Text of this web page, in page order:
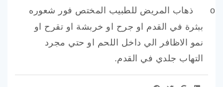
o
ذهاب المريض للطبيب المختص فور شعوره
ببثرة في القدم او جرح او خربشة او تقرح او
نمو الاظافر الي داخل اللحم او حتي مجرد
التهاب جلدي في القدم.